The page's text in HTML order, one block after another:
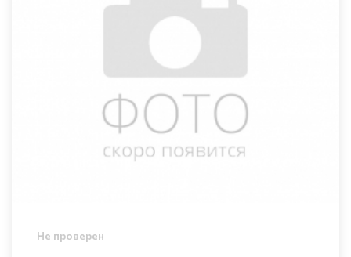
Не проверен